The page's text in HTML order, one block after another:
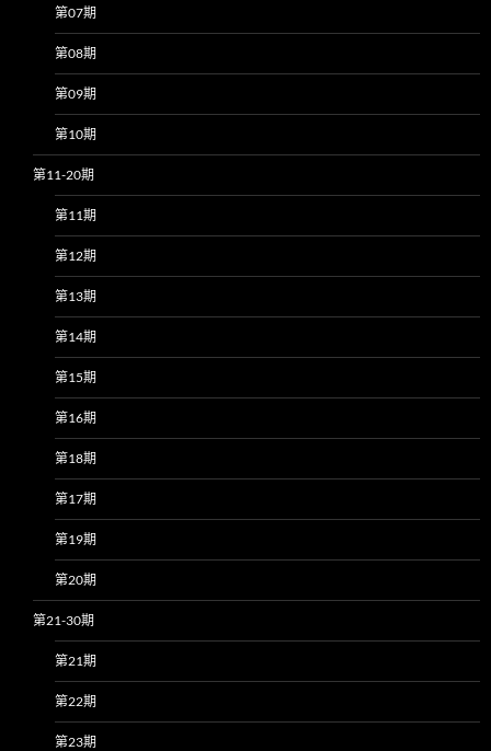
第07期
第08期
第09期
第10期
第11-20期
第11期
第12期
第13期
第14期
第15期
第16期
第18期
第17期
第19期
第20期
第21-30期
第21期
第22期
第23期